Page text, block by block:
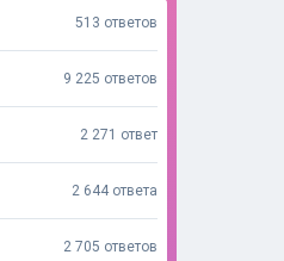
513 ответов
9 225 ответов
2 271 ответ
2 644 ответа
2 705 ответов